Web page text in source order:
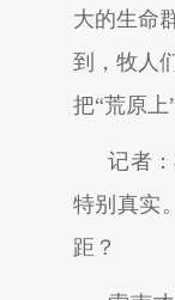
大的生命
到，牧人
把“荒原上
记者
特别真实
距？